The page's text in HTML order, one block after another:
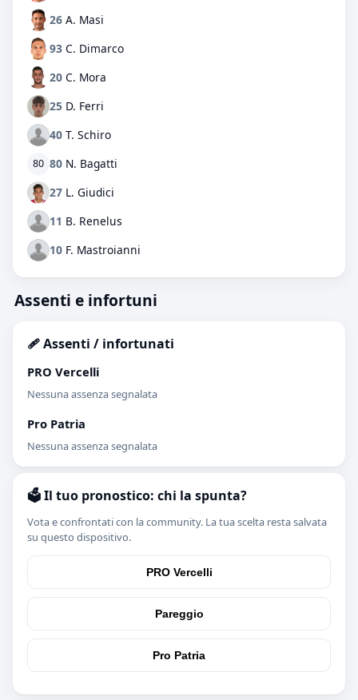
26 A. Masi
93 C. Dimarco
20 C. Mora
25 D. Ferri
40 T. Schiro
80 80 N. Bagatti
27 L. Giudici
11 B. Renelus
10 F. Mastroianni
Assenti e infortuni
🩹 Assenti / infortunati
PRO Vercelli
Nessuna assenza segnalata
Pro Patria
Nessuna assenza segnalata
🗳️ Il tuo pronostico: chi la spunta?
Vota e confrontati con la community. La tua scelta resta salvata
su questo dispositivo.
PRO Vercelli
Pareggio
Pro Patria